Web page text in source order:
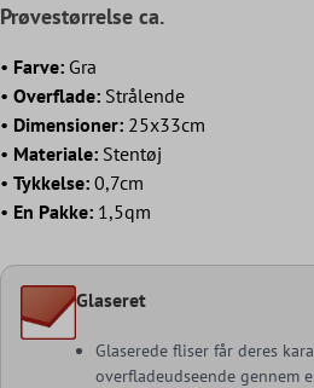
Prøvestørrelse ca.
• Farve: Gra
• Overflade: Strålende
• Dimensioner: 25x33cm
• Materiale: Stentøj
• Tykkelse: 0,7cm
• En Pakke: 1,5qm
Glaseret
Glaserede fliser får deres
overfladeudseende gennem